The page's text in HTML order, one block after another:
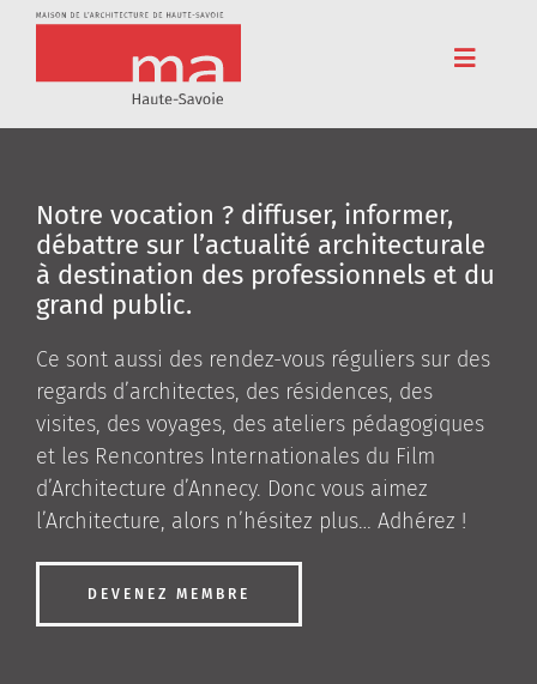
Passer
Toggle
Accueil
Cinéma
Pédagogie
Résidences
Voyages
L’association
Notre vocation ? diffuser, informer,
débattre sur l’actualité architecturale
à destination des professionnels et du
grand public.
Ce sont aussi des rendez-vous réguliers sur des
regards d’architectes, des résidences, des
visites, des voyages, des ateliers pédagogiques
et les Rencontres Internationales du Film
d’Architecture d’Annecy. Donc vous aimez
l’Architecture, alors n’hésitez plus… Adhérez !
DEVENEZ MEMBRE